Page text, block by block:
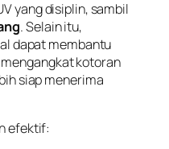
yang disiplin, sambil
. Selain itu,
dapat membantu
kotoran
siap menerima
efektif: